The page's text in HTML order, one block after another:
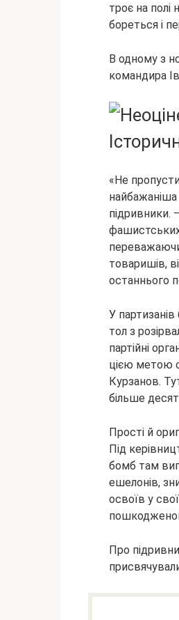
троє на полі
бореться і
В одному з
командира
«Не
підривники.
фашистських
товаришів,
останнього
У
тол з
партійні
цією метою
Курзанов.
більше
Прості й
Під
бомб там
ешелонів,
освоїв у
Про